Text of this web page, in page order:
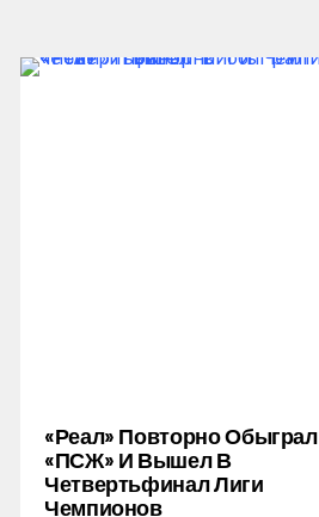
«Реал» Повторно Обыграл
«ПСЖ» И Вышел В
Четвертьфинал Лиги
Чемпионов